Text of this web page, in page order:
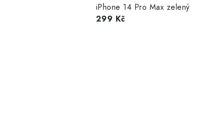
iPhone 14 Pro Max zelený
299 Kč